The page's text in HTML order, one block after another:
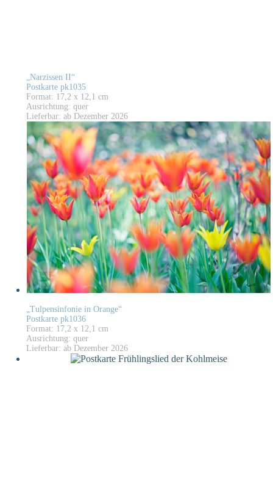
„Narzissen II“
Postkarte pk1035
Format: 17,2 x 12,1 cm
Ausrichtung: quer
Lieferbar: ab Dezember 2026
„Tulpensinfonie in Orange“
Postkarte pk1036
Format: 17,2 x 12,1 cm
Ausrichtung: quer
Lieferbar: ab Dezember 2026